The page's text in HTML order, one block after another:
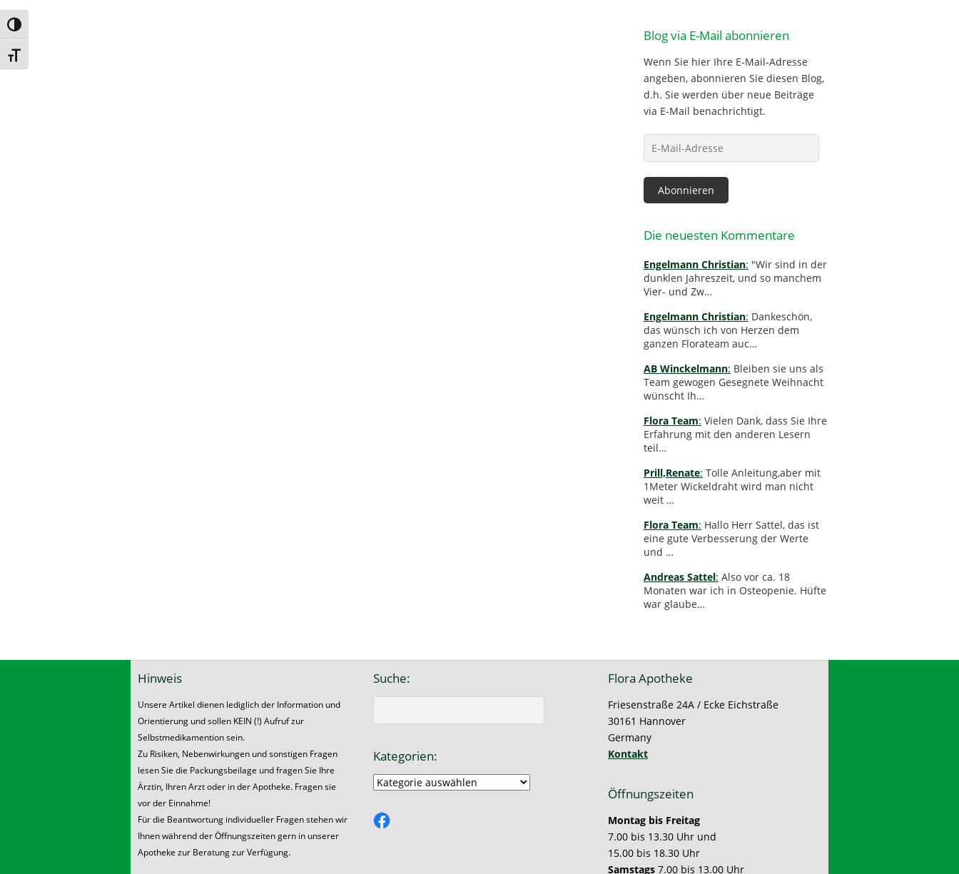
Umschalten auf hohe Kontraste
Schrift vergrößern
Blog via E-Mail abonnieren
Wenn Sie hier Ihre E-Mail-Adresse
angeben, abonnieren Sie diesen Blog,
d.h. Sie werden über neue Beiträge
via E-Mail benachrichtigt.
Mail-
Adresse
Abonnieren
Die neuesten Kommentare
Engelmann Christian: "Wir sind in der
dunklen Jahreszeit, und so manchem
Vier- und Zw…
Engelmann Christian: Dankeschön,
das wünsch ich von Herzen dem
ganzen Florateam auc…
AB Winckelmann: Bleiben sie uns als
Team gewogen Gesegnete Weihnacht
wünscht Ih…
Flora Team: Vielen Dank, dass Sie Ihre
Erfahrung mit den anderen Lesern
teil…
Prill,Renate: Tolle Anleitung,aber mit
1Meter Wickeldraht wird man nicht
weit …
Flora Team: Hallo Herr Sattel, das ist
eine gute Verbesserung der Werte
und …
Andreas Sattel: Also vor ca. 18
Monaten war ich in Osteopenie. Hüfte
war glaube…
Hinweis
Unsere Artikel dienen lediglich der Information und
Orientierung und sollen KEIN (!) Aufruf zur
Selbstmedikamention sein.
Zu Risiken, Nebenwirkungen und sonstigen Fragen
lesen Sie die Packungsbeilage und fragen Sie Ihre
Ärztin, Ihren Arzt oder in der Apotheke. Fragen sie
vor der Einnahme!
Für die Beantwortung individueller Fragen stehen wir
Ihnen während der Öffnungszeiten gern in unserer
Apotheke zur Beratung zur Verfügung.
Suche:
Kategorien:
Kategorien:
Facebook
Flora Apotheke
Friesenstraße 24A / Ecke Eichstraße
30161 Hannover
Germany
Kontakt
Öffnungszeiten
Montag bis Freitag
7.00 bis 13.30 Uhr und
15.00 bis 18.30 Uhr
Samstags 7.00 bis 13.00 Uhr